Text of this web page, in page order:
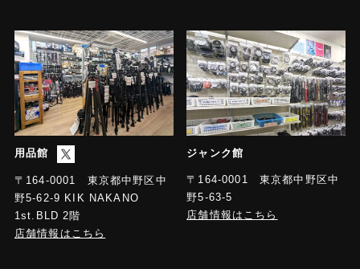
用品館
〒164-0001 東京都中野区中
野5-62-9 KIK NAKANO
1st.BLD 2階
店舗情報はこちら
ジャンク館
〒164-0001 東京都中野区中
野5-63-5
店舗情報はこちら